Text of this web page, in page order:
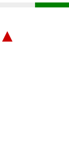
▲